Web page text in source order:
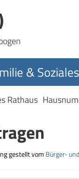
& Soziales
Rathaus
gestellt vom Bürger-